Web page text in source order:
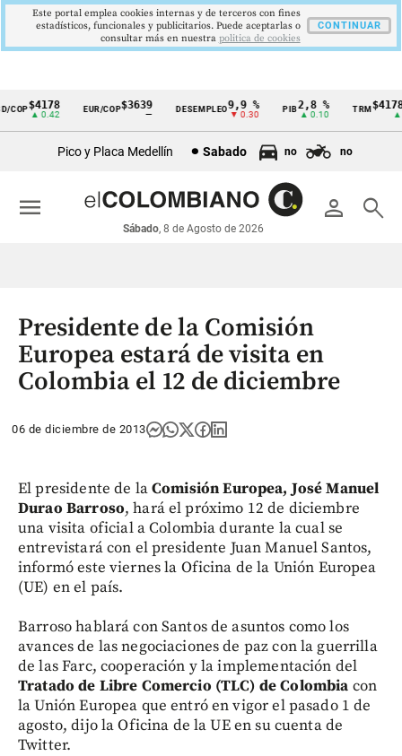
Cintillo
económicos
Colombia
$4178
▲ 0.42
EUR/COP$3639 DESEMPLEO 9,9 %
▼ 0.30
PIB2,8 %
▲ 0.10
TRM
▲
Pico y Placa Medellín Sabado no no
person search
Sábado, 8 de Agosto de 2026
menu
Presidente de la Comisión
Europea estará de visita en
Colombia el 12 de diciembre
06 de diciembre de 2013
El presidente de laComisión Europea, José Manuel
Durao Barroso, hará el próximo 12 de diciembre
una visita oficial a Colombia durante la cual se
entrevistará con el presidente Juan Manuel Santos,
informó este viernes la Oficina de la Unión Europea
(UE) en el país.
Barroso hablará con Santos de asuntos como los
avances de las negociaciones de paz con la guerrilla
de las Farc, cooperación y la implementación del
Tratado de Libre Comercio (TLC) de Colombia con
la Unión Europea que entró en vigor el pasado 1 de
agosto, dijo la Oficina de la UE en su cuenta de
Twitter.
Este portal emplea cookies internas y de terceros con fines
estadísticos, funcionales y publicitarios. Puede aceptarlas o
consultar más en nuestra politica de cookies
CONTINUAR